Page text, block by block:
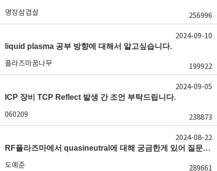
명장삼겹살 256996
liquid plasma 공부 방향에 대해서 알고싶습니다.
플라즈마꿈나무 199922
2024-09-10
ICP 장비 TCP Reflect 발생 간 조언 부탁드립니다.
060209 238873
2024-09-05
RF플라즈마에서 quasineutral에 대해 궁금한게 있어 질문글 올립니다.[quasineutral]
도예준 289661
2024-08-22